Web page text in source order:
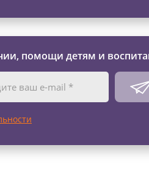
помощи детям и